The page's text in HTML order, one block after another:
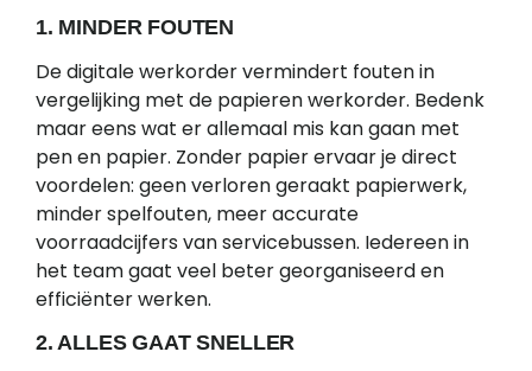
1. MINDER FOUTEN
De digitale werkorder vermindert fouten in
vergelijking met de papieren werkorder. Bedenk
maar eens wat er allemaal mis kan gaan met
pen en papier. Zonder papier ervaar je direct
voordelen: geen verloren geraakt papierwerk,
minder spelfouten, meer accurate
voorraadcijfers van servicebussen. Iedereen in
het team gaat veel beter georganiseerd en
efficiënter werken.
2. ALLES GAAT SNELLER